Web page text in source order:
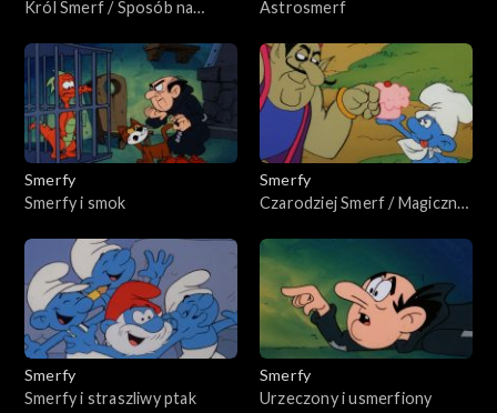
Król Smerf / Sposób na
Astrosmerf
Smerfy
Smerfy i smok
Smerfy
Czarodziej Smerf / Magiczny
Smerfy
Smerfy i straszliwy ptak
Smerfy
Urzeczony i usmerfiony